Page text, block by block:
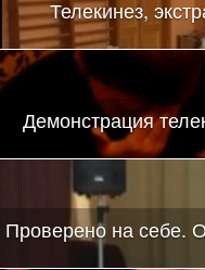
Телекинез,
Демонстрация
Проверено на себе.